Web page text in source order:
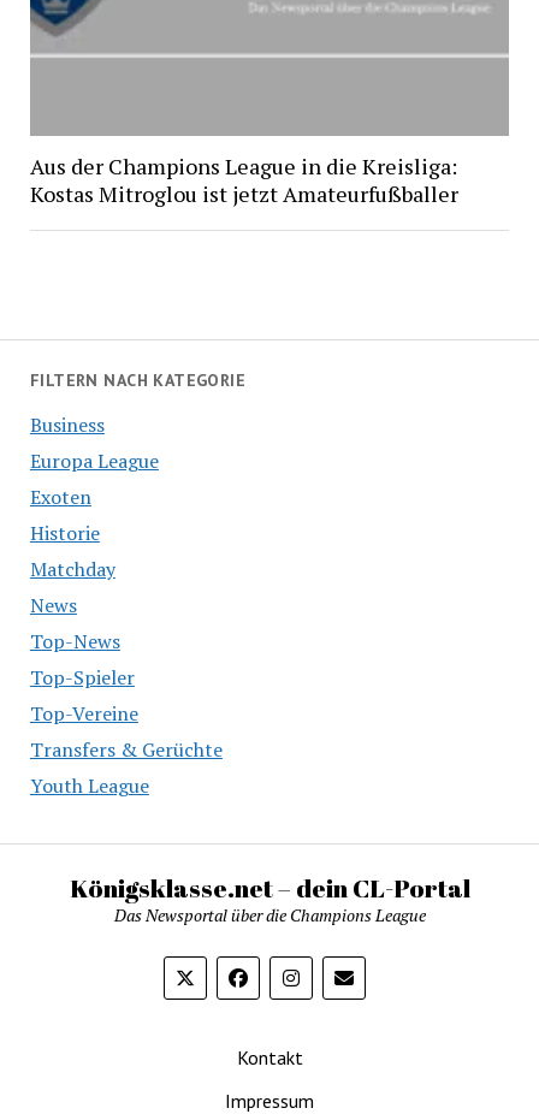
Aus der Champions League in die Kreisliga:
Kostas Mitroglou ist jetzt Amateurfußballer
FILTERN NACH KATEGORIE
Business
Europa League
Exoten
Historie
Matchday
News
Top-News
Top-Spieler
Top-Vereine
Transfers & Gerüchte
Youth League
Königsklasse.net – dein CL-Portal
Das Newsportal über die Champions League
Kontakt
Impressum